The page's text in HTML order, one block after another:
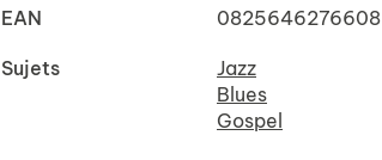
EAN 0825646276608
Sujets
Jazz
Blues
Gospel